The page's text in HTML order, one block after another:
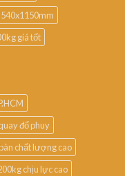
giá tốt
đổ phuy
chất lượng cao
chịu lực cao